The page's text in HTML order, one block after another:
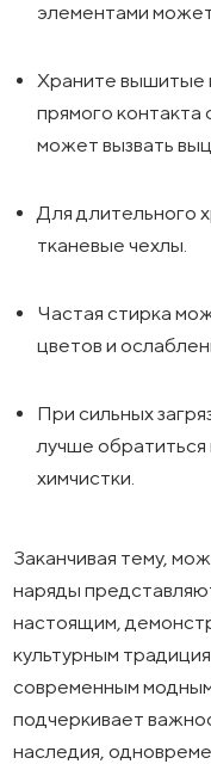
элементами
Храните вышитые
прямого
может вызвать
Для длительного
тканевые чехлы.
Частая стирка
цветов и
При сильных
лучше
химчистки.
Заканчивая тему,
наряды
настоящим,
культурным
современным
подчеркивает
наследия,